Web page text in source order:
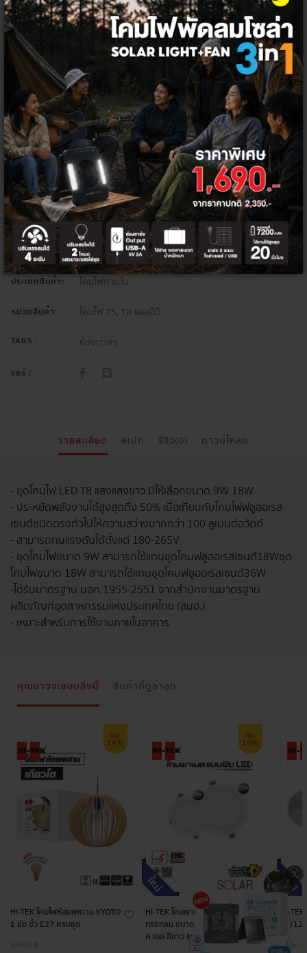
1ชิ้น ลัง20ชิ้น
โค้ด/คูปองส่วนลด
HITEK5PER
จำนวน
เพิ่มลงตะกร้า ซื้อเลย
กลุ่มสินค้า: โคมไฟ
ประเภทสินค้า: โคมไฟภายใน
หมวดสินค้า: โคมไฟ T5, T8 แอลอีดี
TAGS : ห้องต่างๆ
แชร์ :
รายละเอียด สเปค รีวิว(0) ดาวน์โหลด
- ชุดโคมไฟ LED T8 แสงแสงขาว มีให้เลือกขนาด 9W 18W
- ประหยัดพลังงานได้สูงสุดถึง 50% เมื่อเทียบกับโคมไฟฟลูออเรส
เซนต์ชนิดตรงทั่วไปให้ความสว่างมากกว่า 100 ลูเมนต่อวัตต์
- สามารถทนแรงดันได้ตั้งแต่ 180-265V
- ชุดโคมไฟขนาด 9W สามารถใช้แทนชุดโคมฟลูออเรสเซนต์ 18W ชุด
โคมไฟขนาด 18W สามารถใช้แทนชุดโคมฟลูออเรสเซนต์ 36W
- ได้รับมาตรฐาน มอก.1955-2551 จากสำนักงานมาตรฐาน
ผลิตภัณฑ์อุตสาหกรรมแห่งประเทศไทย (สมอ.)
- เหมาะสำหรับการใช้งานภายในอาคาร
คุณอาจจะชอบสิ่งนี้ สินค้าที่ดูล่าสุด
ลด
24%
HI-TEK โคมไฟห้อยเพดาน KYOTO
1 ช่อ ขั้ว E27 ครบชุด
ลด
10%
HI-TEK โคมพาเนล LED พลาสติก
ทรงกลม ขนาด 9W และ 12W อีโ
ค่ เอส สีขาว แบบฝัง
HI-
35/
950 -